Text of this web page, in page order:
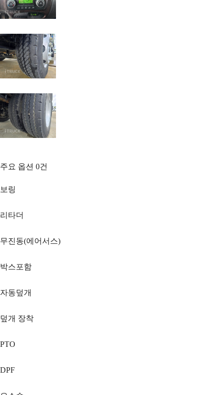
주요 옵션 0건
보링
리타더
무진동(에어서스)
박스포함
자동덮개
덮개 장착
PTO
DPF